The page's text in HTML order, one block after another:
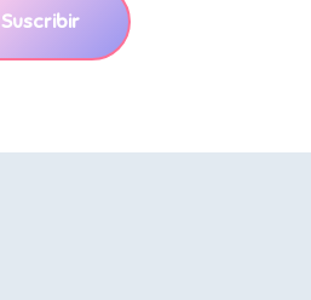
Suscribir